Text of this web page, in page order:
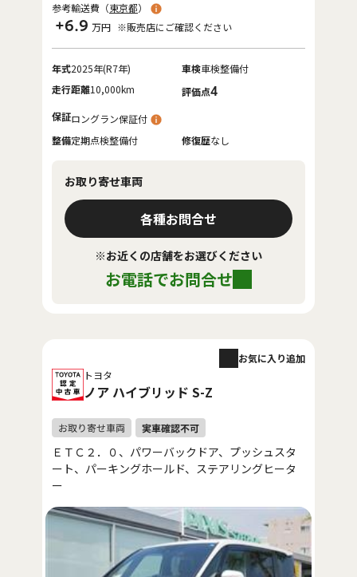
参考輸送費（東京都）
+6.9 万円 ※販売店にご確認ください
年式2025年(R7年) 車検車検整備付
走行距離10,000km 評価点4
保証ロングラン保証付
整備定期点検整備付 修復歴なし
お取り寄せ車両
各種お問合せ
※お近くの店舗をお選びください
お電話でお問合せ
トヨタ
ノア ハイブリッド S-Z
お気に入り追加
ＥＴＣ２．０、パワーバックドア、プッシュスタ
ート、パーキングホールド、ステアリングヒータ
ー